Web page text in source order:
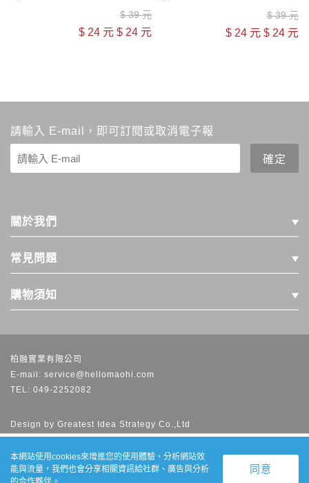
$39 元
$ 24 元 $ 24 元
$39 元
$ 24 元 $ 24 元
本網站使用cookies來增進您的使用體驗、分析網站效
能與流量，我們也會分享相關資訊給社群、廣告與分析
會員登入
0
請輸入 E-mail，即可訂閱或取消電子報
關於我們
常見問題
購物須知
柏融實業有限公司
E-mail: service@hellomaohi.com
TEL: 049-2252082
Design by Greatest Idea Strategy Co.,Ltd
本網站建議使用Chrome、FireFox、Edge等瀏覽器及以1920x1080解
析度，以獲得最佳瀏覽體驗